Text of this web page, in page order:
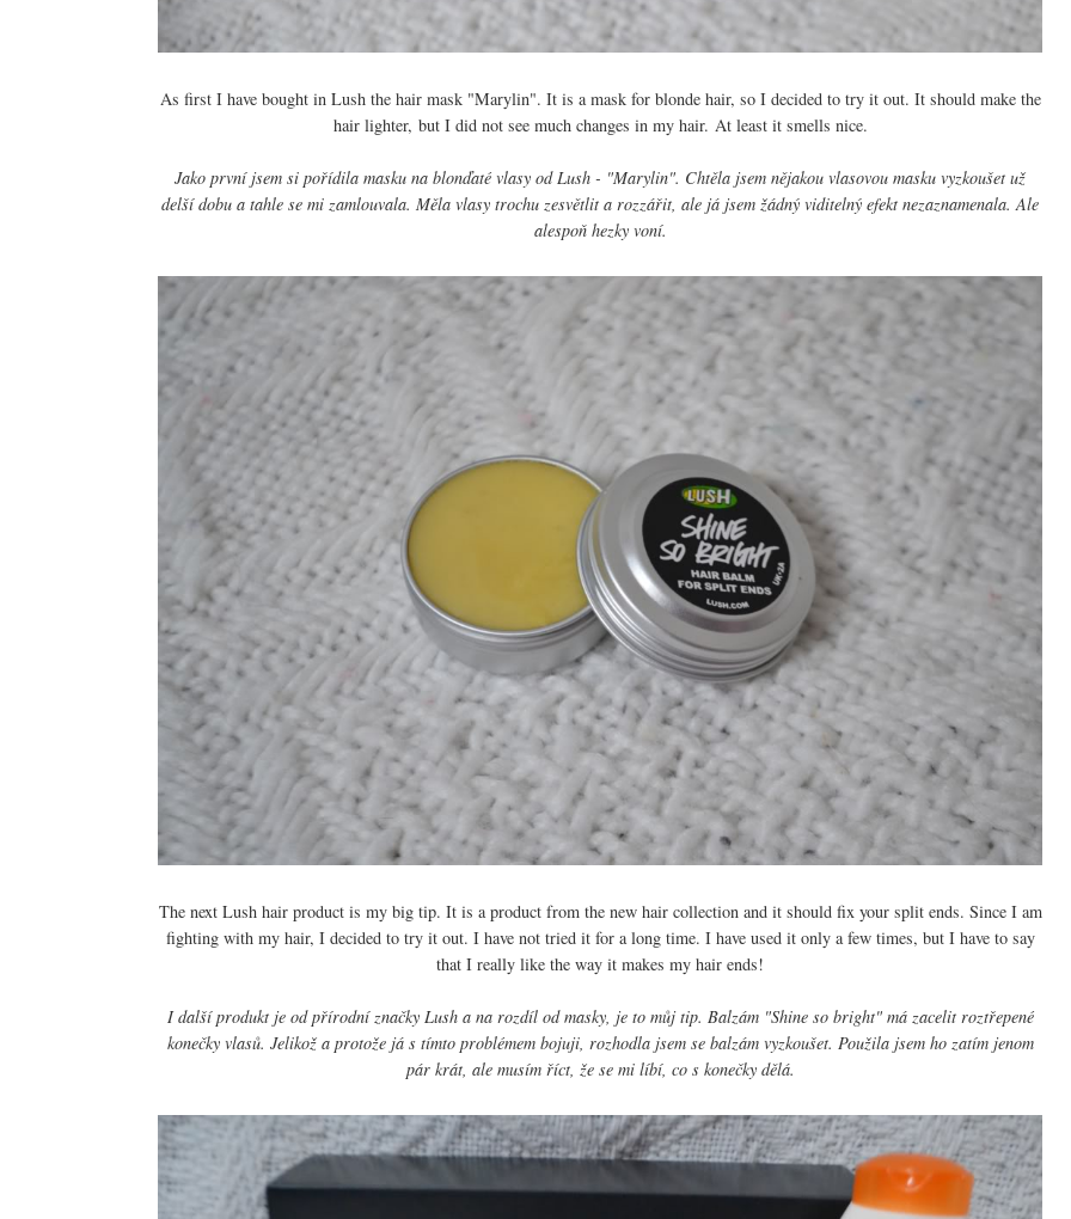
As first I have bought in Lush the hair mask "Marylin". It is a mask for blonde hair, so I decided to try it out. It should make the
hair lighter, but I did not see much changes in my hair. At least it smells nice.
Jako první jsem si pořídila masku na blonďaté vlasy od Lush - "Marylin". Chtěla jsem nějakou vlasovou masku vyzkoušet už
delší dobu a tahle se mi zamlouvala. Měla vlasy trochu zesvětlit a rozzářit, ale já jsem žádný viditelný efekt nezaznamenala. Ale
alespoň hezky voní.
The next Lush hair product is my big tip. It is a product from the new hair collection and it should fix your split ends. Since I am
fighting with my hair, I decided to try it out. I have not tried it for a long time. I have used it only a few times, but I have to say
that I really like the way it makes my hair ends!
I další produkt je od přírodní značky Lush a na rozdíl od masky, je to můj tip. Balzám "Shine so bright" má zacelit roztřepené
konečky vlasů. Jelikož a protože já s tímto problémem bojuji, rozhodla jsem se balzám vyzkoušet. Použila jsem ho zatím jenom
pár krát, ale musím říct, že se mi líbí, co s konečky dělá.